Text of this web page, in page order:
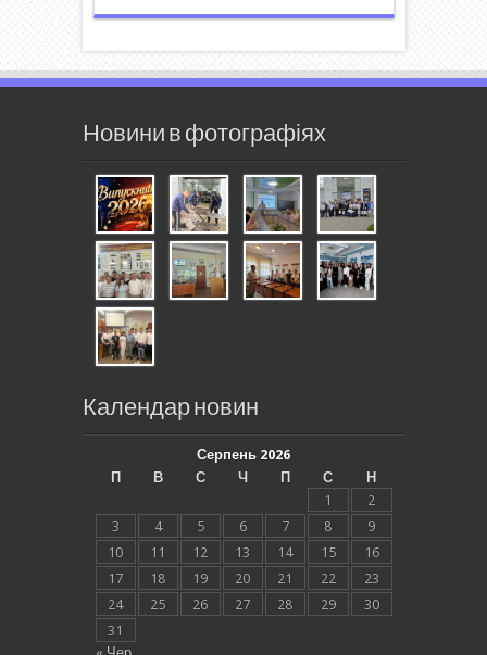
Новини в фотографіях
Календар новин
Серпень 2026
П
В С Ч П С Н
1
2
3
4 5 6 7 8
9
10
11 12 13 14 15
16
17
18 19 20 21 22
23
24
25 26 27 28 29
30
31